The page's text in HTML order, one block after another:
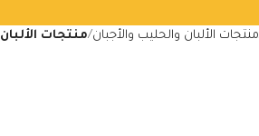
منتجات الألبان والحليب والأجبان منتجات الألبان